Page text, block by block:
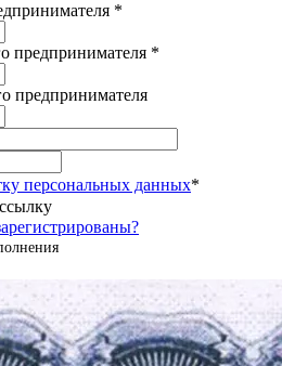
*
предпринимателя *
предпринимателя
персональных данных*